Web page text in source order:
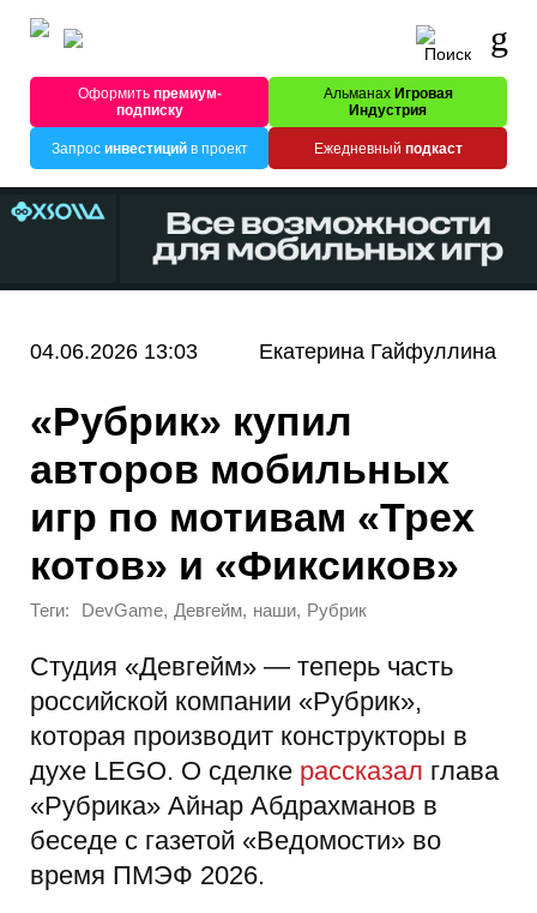
Оформитьпремиум-
подписку
Альманах Игровая
Индустрия
Запрос инвестицийв проект Ежедневный подкаст
04.06.2026 13:03 Екатерина Гайфуллина
«Рубрик» купил
авторов мобильных
игр по мотивам «Трех
котов» и «Фиксиков»
Теги: DevGame, Девгейм, наши, Рубрик
Студия «Девгейм» — теперь часть
российской компании «Рубрик»,
которая производит конструкторы в
духе LEGO. О сделке рассказал глава
«Рубрика» Айнар Абдрахманов в
беседе с газетой «Ведомости» во
время ПМЭФ 2026.